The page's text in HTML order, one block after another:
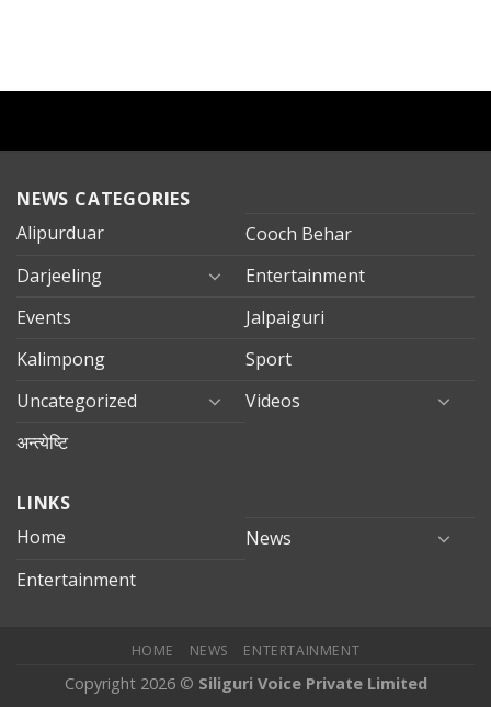
NEWS CATEGORIES
Alipurduar
Cooch Behar
Darjeeling
Entertainment
Events
Jalpaiguri
Kalimpong
Sport
Uncategorized
Videos
अन्त्येष्टि
LINKS
Home
News
Entertainment
HOME NEWS ENTERTAINMENT
Copyright 2026 © Siliguri Voice Private Limited